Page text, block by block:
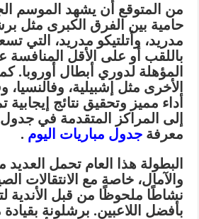
من المتوقع أن يشهد الموسم
حامية بين الفرق الكبرى مثل
مدريد، وأتلتيكو مدريد، التي
باللقب أو على الأقل المنافسة
المؤهلة لدوري أبطال أوروبا.
الأخرى مثل إشبيلية، وفالنسيا،
أداء مميز وتحقيق نتائج
إلى المراكز المتقدمة في
معرفةجدول مباريات اليوم .
البطولة هذا العام تحمل العديد
والآمال، خاصة مع الانتقالات
نشاطًا ملحوظًا من قبل الأندية
بأفضل اللاعبين. برشلونة